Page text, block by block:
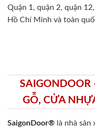
Quận 1, quận 2, quận
Hồ Chí Minh và toàn
SAIGONDOOR
GỖ, CỬA
SaigonDoor® là nhà